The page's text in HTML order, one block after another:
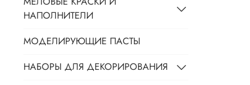
НАПОЛНИТЕЛИ
МОДЕЛИРУЮЩИЕ ПАСТЫ
НАБОРЫ ДЛЯ ДЕКОРИРОВАНИЯ